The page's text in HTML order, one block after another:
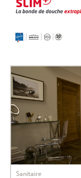
Sanitaire